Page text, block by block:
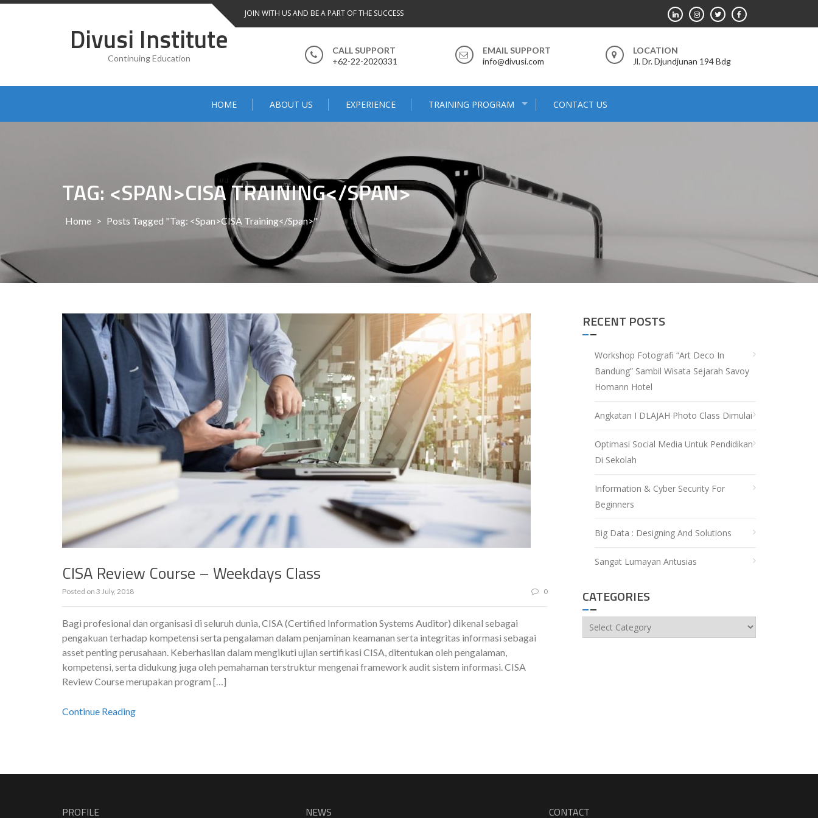
Skip
JOIN WITH US AND BE A PART OF THE SUCCESS
Divusi Institute
Continuing Education
CALL SUPPORT
+62-22-2020331
EMAIL SUPPORT
info@divusi.com
LOCATION
Jl. Dr. Djundjunan 194 Bdg
HOME ABOUT US EXPERIENCE TRAINING PROGRAM CONTACT US
TAG: <SPAN>CISA TRAINING</SPAN>
Home > Posts Tagged "Tag: <span>CISA Training</span>"
CISA Review Course – Weekdays Class
Posted on 3 July, 2018 0
Bagi profesional dan organisasi di seluruh dunia, CISA (Certified Information Systems Auditor) dikenal sebagai
pengakuan terhadap kompetensi serta pengalaman dalam penjaminan keamanan serta integritas informasi sebagai
asset penting perusahaan. Keberhasilan dalam mengikuti ujian sertifikasi CISA, ditentukan oleh pengalaman,
kompetensi, serta didukung juga oleh pemahaman terstruktur mengenai framework audit sistem informasi. CISA
Review Course merupakan program […]
Continue Reading
RECENT POSTS
Workshop Fotografi “Art Deco In
Bandung” Sambil Wisata Sejarah Savoy
Homann Hotel
Angkatan I DLAJAH Photo Class Dimulai
Optimasi Social Media Untuk Pendidikan
Di Sekolah
Information & Cyber Security For
Beginners
Big Data : Designing And Solutions
Sangat Lumayan Antusias
CATEGORIES
Categories
PROFILE NEWS CONTACT